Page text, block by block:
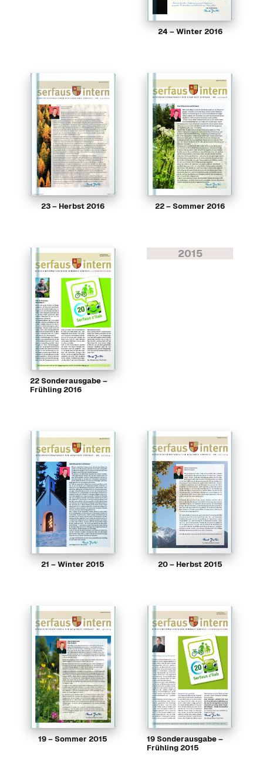
24 – Winter 2016
23 – Herbst 2016 22 – Sommer 2016
22 Sonderausgabe –
Frühling 2016
2015
21 – Winter 2015 20 – Herbst 2015
19 – Sommer 2015
19 Sonderausgabe –
Frühling 2015